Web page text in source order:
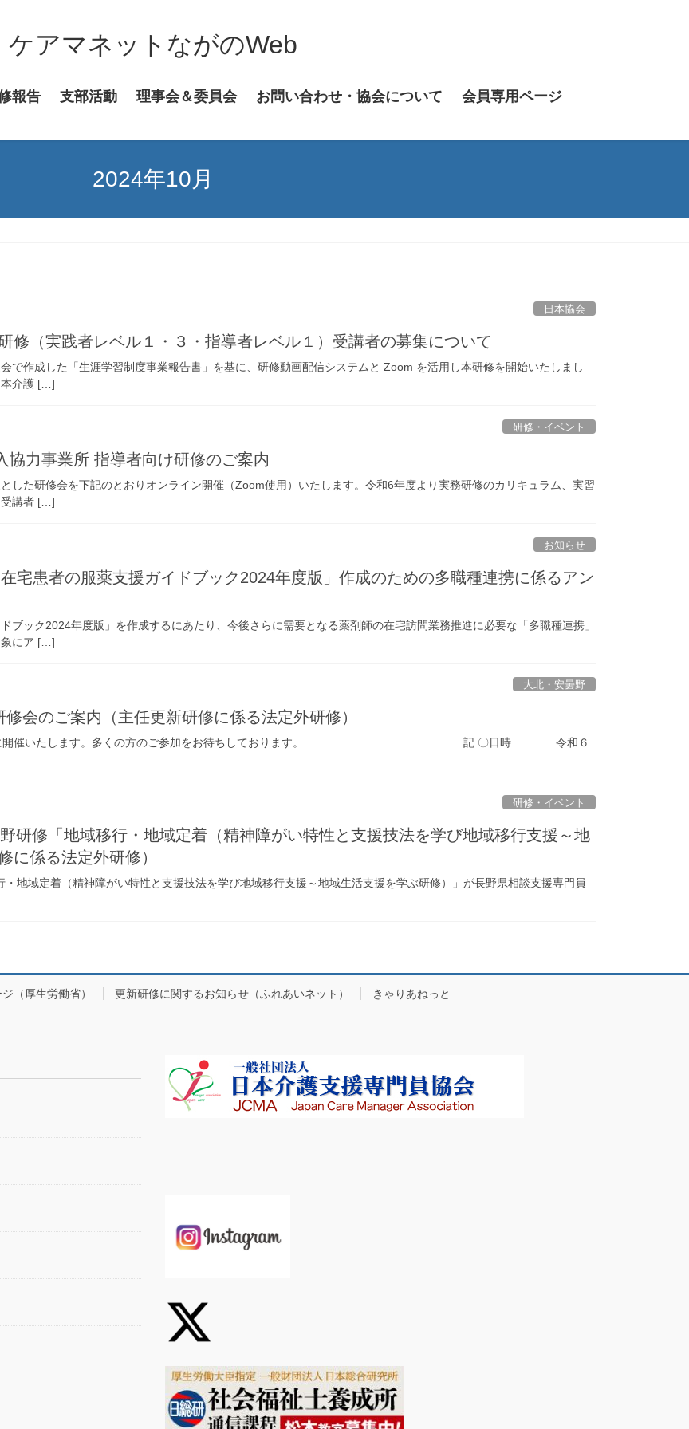
ケアマネットながのWeb
報告 支部活動 理事会＆委員会 お問い合わせ・協会について 会員専用ページ
2024年10月
日本協会
修（実践者レベル１・３・指導者レベル１）受講者の募集について
で作成した「生涯学習制度事業報告書」を基に、研修動画配信システムと Zoom を活用し本研修を開始いたしまし
[…]
研修・イベント
力事業所 指導者向け研修のご案内
した研修会を下記のとおりオンライン開催（Zoom使用）いたします。令和6年度より実務研修のカリキュラム、実習
受講者 […]
お知らせ
宅患者の服薬支援ガイドブック2024年度版」作成のための多職種連携に係るアン
ブック2024年度版」を作成するにあたり、今後さらに需要となる薬剤師の在宅訪問業務推進に必要な「多職種連携」
象にア […]
大北・安曇野
のご案内（主任更新研修に係る法定外研修）
の通りに開催いたします。多くの方のご参加をお待ちしております。 記 〇日時 令和６
研修・イベント
研修「地域移行・地域定着（精神障がい特性と支援技法を学び地域移行支援～地
に係る法定外研修）
地域定着（精神障がい特性と支援技法を学び地域移行支援～地域生活支援を学ぶ研修）」が長野県相談支援専門員
（厚生労働省） 更新研修に関するお知らせ（ふれあいネット）
きゃりあねっと